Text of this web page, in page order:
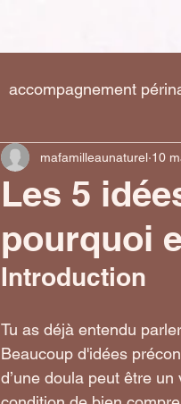
accompagnement
Les 5
pourquoi
mafamilleaunaturel 10
Introduction
Tu as déjà entendu
Beaucoup d'idées
d’une doula peut être